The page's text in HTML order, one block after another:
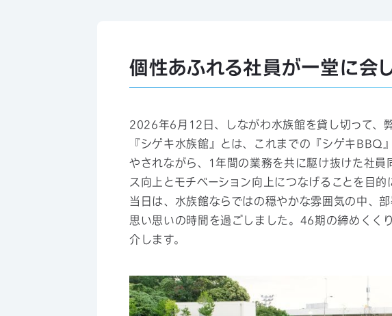
個性あふれる社員が一堂に会
2026年6月12日、しながわ水族館を貸し切って、
『シゲキ水族館』とは、これまでの『シゲキBBQ
やされながら、1年間の業務を共に駆け抜けた社
ス向上とモチベーション向上につなげることを目的
当日は、水族館ならではの穏やかな雰囲気の中、
思い思いの時間を過ごしました。46期の締めくく
介します。